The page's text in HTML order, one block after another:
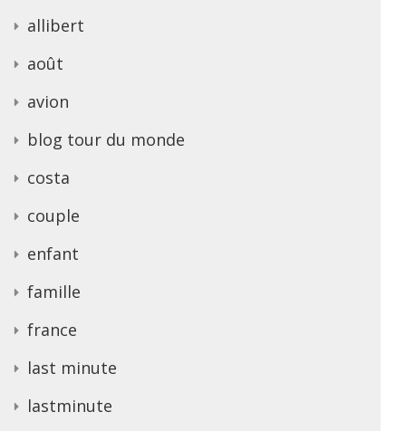
allibert
août
avion
blog tour du monde
costa
couple
enfant
famille
france
last minute
lastminute